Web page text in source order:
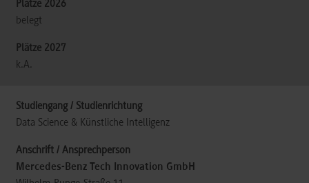
belegt
k.A.
Data Science & Künstliche Intelligenz
Mercedes-Benz Tech Innovation GmbH